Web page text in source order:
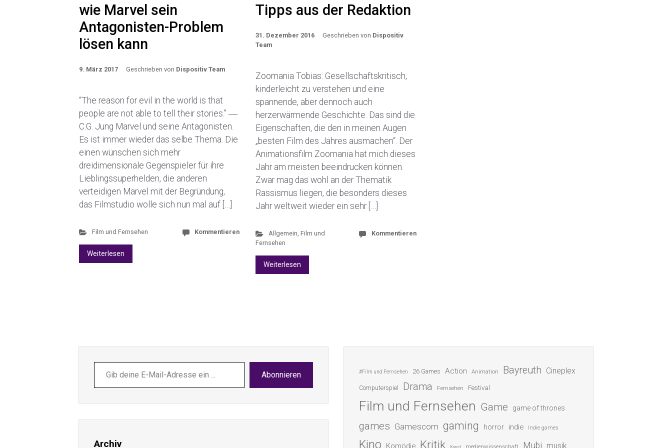
wie Marvel sein
Antagonisten-Problem
lösen kann
9. März 2017 Geschrieben von Dispositiv Team
“The reason for evil in the world is that
people are not able to tell their stories.” ―
C.G. Jung Marvel und seine Antagonisten.
Es ist immer wieder das selbe Thema. Die
einen wünschen sich mehr
dreidimensionale Gegenspieler für ihre
Lieblingssuperhelden, die anderen
verteidigen Marvel mit der Begründung,
das Filmstudio wolle sich nun mal auf […]
Film und Fernsehen Kommentieren
Weiterlesen
Tipps aus der Redaktion
31. Dezember 2016 Geschrieben von Dispositiv
Team
Zoomania Tobias: Gesellschaftskritisch,
kinderleicht zu verstehen und eine
spannende, aber dennoch auch
herzerwärmende Geschichte. Das sind die
Eigenschaften, die den in meinen Augen
„besten Film des Jahres ausmachen“. Der
Animationsfilm Zoomania hat mich dieses
Jahr am meisten beeindrucken können.
Zwar mag das wohl an der Thematik
Rassismus liegen, die besonders dieses
Jahr weltweit wieder ein sehr […]
Allgemein, Film und
Fernsehen
Kommentieren
Weiterlesen
deine
E-
ein ...
Abonnieren
Archiv
#Film und Fernsehen 26 Games Action Animation Bayreuth Cineplex
Computerspiel Drama Fernsehen Festival
Film und Fernsehen Game game of thrones
games Gamescom gaming horror indie Indie games
Kino Komödie Kritik Kunst Mubi musik